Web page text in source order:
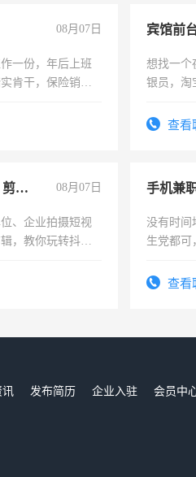
08月07日
一份，年后上班
肯干，保险销售
想找一个
银员，淘
号同微信
查看
手机短视频拍摄、剪辑、抖音快手 08月07日
、企业拍摄短视
，教你玩转抖音
，教你玩转抖
手机兼
没有时间
生党都可
勤快的四
查看
讯 发布简历 企业入驻 会员中